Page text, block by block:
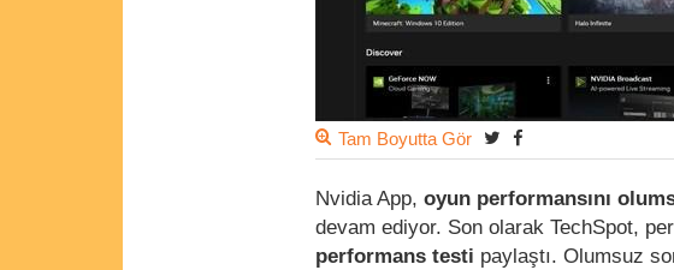
Tam Boyutta Gör
Nvidia App, oyun performansını
devam ediyor. Son olarak TechSpot,
performans testi paylaştı. Olumsuz